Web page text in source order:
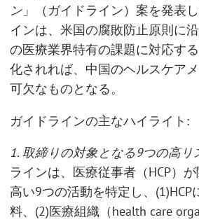
ン 」（ガイドライン）案を発表
インは、米国の腐敗防止原則に
の医療業界特有の課題に対応す
化されれば、中国のヘルスケア
可欠なものとなる。
ガイドラインの主なハイライト:
1. 取締りの対象となる9つの高リ
ラインは、医療従事者（HCP）
高い9つの活動を特定し、(1)HCP
料、(2)医療組織（health care